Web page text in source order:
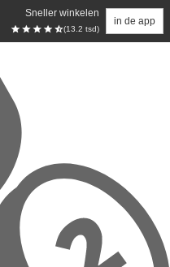
Sneller winkelen
(13.2 tsd)
in de app